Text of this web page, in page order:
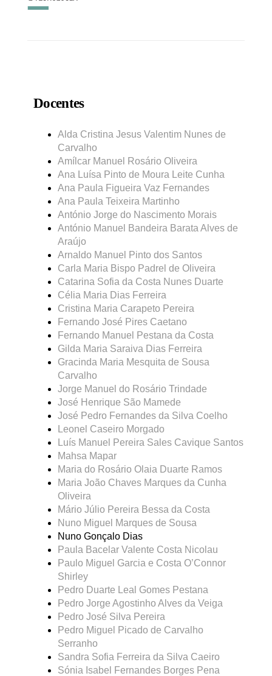
Docentes
Alda Cristina Jesus Valentim Nunes de
Carvalho
Amílcar Manuel Rosário Oliveira
Ana Luísa Pinto de Moura Leite Cunha
Ana Paula Figueira Vaz Fernandes
Ana Paula Teixeira Martinho
António Jorge do Nascimento Morais
António Manuel Bandeira Barata Alves de
Araújo
Arnaldo Manuel Pinto dos Santos
Carla Maria Bispo Padrel de Oliveira
Catarina Sofia da Costa Nunes Duarte
Célia Maria Dias Ferreira
Cristina Maria Carapeto Pereira
Fernando José Pires Caetano
Fernando Manuel Pestana da Costa
Gilda Maria Saraiva Dias Ferreira
Gracinda Maria Mesquita de Sousa
Carvalho
Jorge Manuel do Rosário Trindade
José Henrique São Mamede
José Pedro Fernandes da Silva Coelho
Leonel Caseiro Morgado
Luís Manuel Pereira Sales Cavique Santos
Mahsa Mapar
Maria do Rosário Olaia Duarte Ramos
Maria João Chaves Marques da Cunha
Oliveira
Mário Júlio Pereira Bessa da Costa
Nuno Miguel Marques de Sousa
Nuno Gonçalo Dias
Paula Bacelar Valente Costa Nicolau
Paulo Miguel Garcia e Costa O’Connor
Shirley
Pedro Duarte Leal Gomes Pestana
Pedro Jorge Agostinho Alves da Veiga
Pedro José Silva Pereira
Pedro Miguel Picado de Carvalho
Serranho
Sandra Sofia Ferreira da Silva Caeiro
Sónia Isabel Fernandes Borges Pena